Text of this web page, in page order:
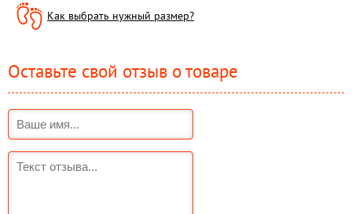
Как выбрать нужный размер?
Оставьте свой отзыв о товаре